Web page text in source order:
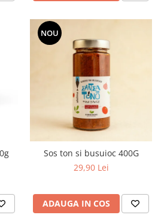
NOU
Sos ton si busuioc 400G
29,90 Lei
ADAUGA IN COS